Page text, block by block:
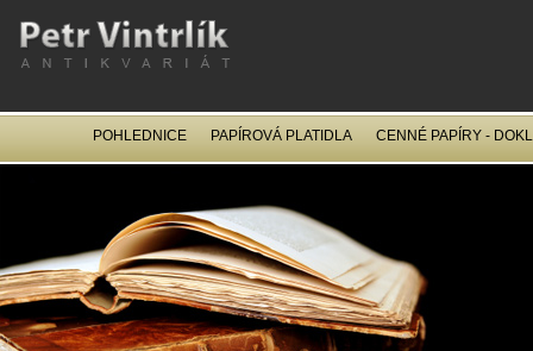
POHLEDNICE PAPÍROVÁ PLATIDLA CENNÉ PAPÍRY -